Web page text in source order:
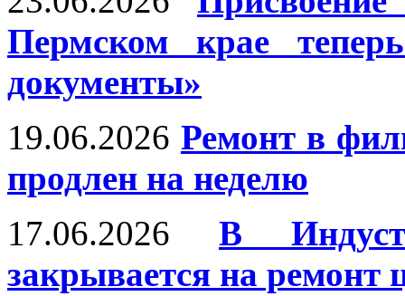
Пермском крае
документы»
19.06.2026 Ремонт в
продлен на неделю
17.06.2026
В
закрывается на